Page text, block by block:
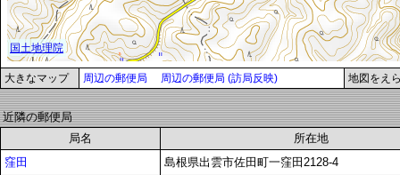
大きなマップ 周辺の郵便局 周辺の郵便局 (訪局反映) 地図をえ
近隣の郵便局
局名
所在地
窪田
島根県出雲市佐田町一窪田2128-4